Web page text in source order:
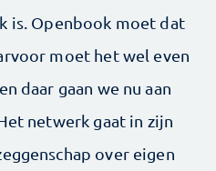
is. Openbook moet dat
moet het wel even
daar gaan we nu aan
netwerk gaat in zijn
over eigen